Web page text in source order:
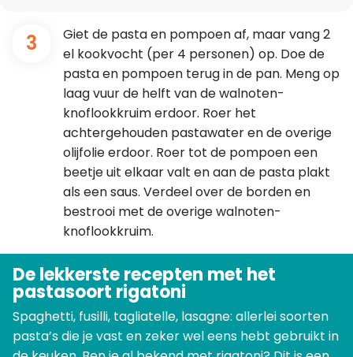
3
Giet de pasta en pompoen af, maar vang 2
el kookvocht (per 4 personen) op. Doe de
pasta en pompoen terug in de pan. Meng op
laag vuur de helft van de walnoten-
knoflookkruim erdoor. Roer het
achtergehouden pastawater en de overige
olijfolie erdoor. Roer tot de pompoen een
beetje uit elkaar valt en aan de pasta plakt
als een saus. Verdeel over de borden en
bestrooi met de overige walnoten-
knoflookkruim.
De lekkerste recepten met het
pastasoort rigatoni
Spaghetti, fusilli, tagliatelle, lasagne: allerlei soorten
pasta’s die je vast en zeker wel eens hebt gebruikt in